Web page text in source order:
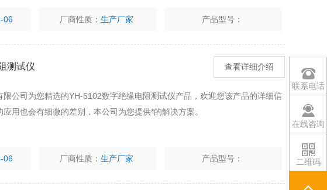
06 厂商性质：生产厂家 产品型号：
测试仪 查看详细介绍
限公司为您精选的YH-5102数字绝缘电阻测试仪产品，欢迎您该产品的详细信
用也会有细微的差别，本公司为您提供*的解决方案。
06 厂商性质：生产厂家 产品型号：
联系电话
在线咨询
二维码